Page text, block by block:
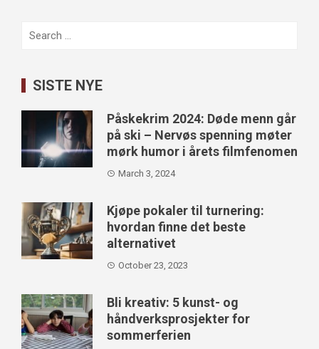
Search
SISTE NYE
Påskekrim 2024: Døde menn går
på ski – Nervøs spenning møter
mørk humor i årets filmfenomen
March 3, 2024
Kjøpe pokaler til turnering:
hvordan finne det beste
alternativet
October 23, 2023
Bli kreativ: 5 kunst- og
håndverksprosjekter for
sommerferien